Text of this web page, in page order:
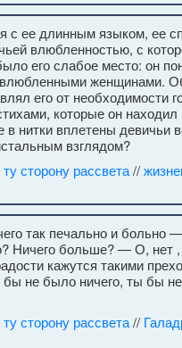
с ее длинным языком, ее
влюбленностью, с
его слабое место: он
женщинами.
его от необходимости
которые он находил
нитки вплетены девичьи
взглядом?
сторону рассвета//
так печально и больно
Ничего больше? — О, нет ,
кажутся такими
не было ничего, ты бы
сторону рассвета//